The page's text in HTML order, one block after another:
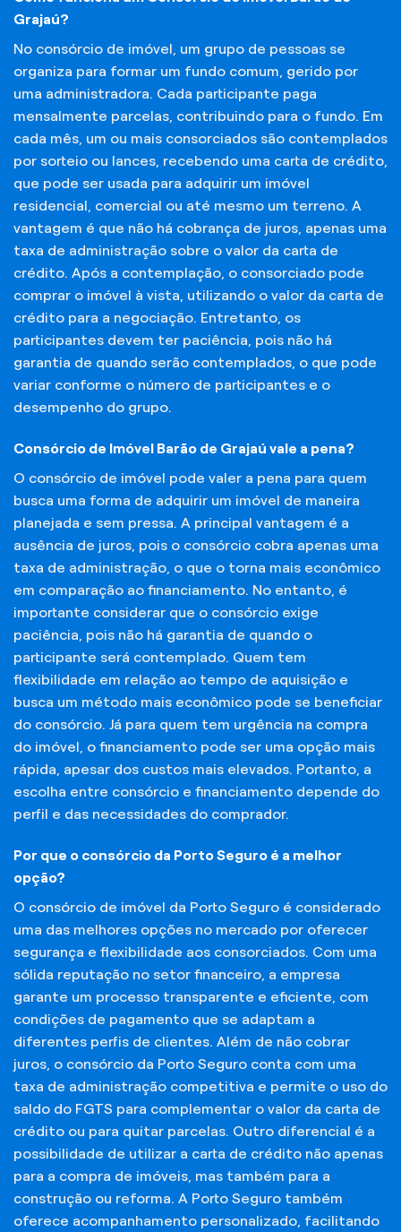
Grajaú?
No consórcio de imóvel, um grupo de pessoas se
organiza para formar um fundo comum, gerido por
uma administradora. Cada participante paga
mensalmente parcelas, contribuindo para o fundo. Em
cada mês, um ou mais consorciados são contemplados
por sorteio ou lances, recebendo uma carta de crédito,
que pode ser usada para adquirir um imóvel
residencial, comercial ou até mesmo um terreno. A
vantagem é que não há cobrança de juros, apenas uma
taxa de administração sobre o valor da carta de
crédito. Após a contemplação, o consorciado pode
comprar o imóvel à vista, utilizando o valor da carta de
crédito para a negociação. Entretanto, os
participantes devem ter paciência, pois não há
garantia de quando serão contemplados, o que pode
variar conforme o número de participantes e o
desempenho do grupo.
Consórcio de Imóvel Barão de Grajaú vale a pena?
O consórcio de imóvel pode valer a pena para quem
busca uma forma de adquirir um imóvel de maneira
planejada e sem pressa. A principal vantagem é a
ausência de juros, pois o consórcio cobra apenas uma
taxa de administração, o que o torna mais econômico
em comparação ao financiamento. No entanto, é
importante considerar que o consórcio exige
paciência, pois não há garantia de quando o
participante será contemplado. Quem tem
flexibilidade em relação ao tempo de aquisição e
busca um método mais econômico pode se beneficiar
do consórcio. Já para quem tem urgência na compra
do imóvel, o financiamento pode ser uma opção mais
rápida, apesar dos custos mais elevados. Portanto, a
escolha entre consórcio e financiamento depende do
perfil e das necessidades do comprador.
Por que o consórcio da Porto Seguro é a melhor
opção?
O consórcio de imóvel da Porto Seguro é considerado
uma das melhores opções no mercado por oferecer
segurança e flexibilidade aos consorciados. Com uma
sólida reputação no setor financeiro, a empresa
garante um processo transparente e eficiente, com
condições de pagamento que se adaptam a
diferentes perfis de clientes. Além de não cobrar
juros, o consórcio da Porto Seguro conta com uma
taxa de administração competitiva e permite o uso do
saldo do FGTS para complementar o valor da carta de
crédito ou para quitar parcelas. Outro diferencial é a
possibilidade de utilizar a carta de crédito não apenas
para a compra de imóveis, mas também para a
construção ou reforma. A Porto Seguro também
oferece acompanhamento personalizado, facilitando